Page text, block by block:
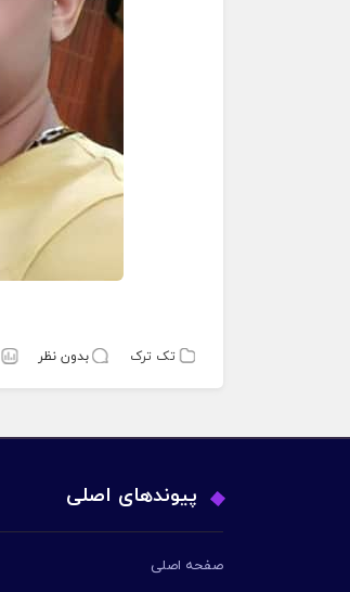
تک ترک بدون نظر
پیوندهای اصلی
صفحه اصلی